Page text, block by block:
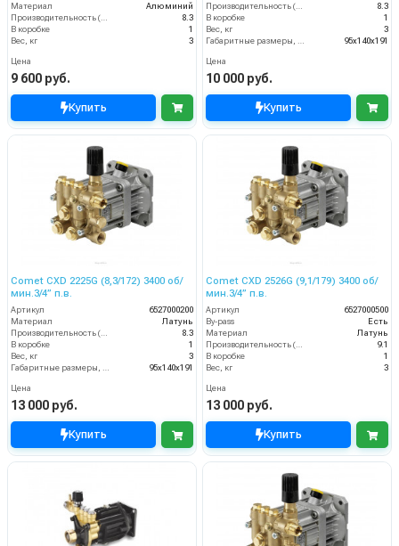
Материал
Алюминий
8.3
В коробке
1
Вес, кг
3
Цена
9 600 руб.
Купить
8.3
В коробке
1
Вес, кг
3
95x140x191
Цена
10 000 руб.
Купить
Comet CXD 2225G (8,3/172) 3400 об/
мин.3/4” п.в.
Артикул
6527000200
Материал
Латунь
Производительность (л/мин)
8.3
В коробке
1
Вес, кг
3
Габаритные размеры, мм
95x140x191
Цена
13 000 руб.
Купить
Comet CXD 2526G (9,1/179) 3400 об/
мин.3/4” п.в.
Артикул
6527000500
By-pass
Есть
Материал
Латунь
Производительность (л/мин)
9.1
В коробке
1
Вес, кг
3
Цена
13 000 руб.
Купить